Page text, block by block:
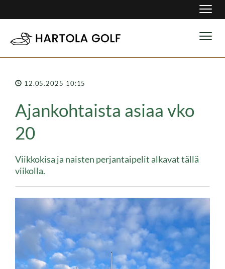
12.05.2025 10:15
Ajankohtaista asiaa vko
20
Viikkokisa ja naisten perjantaipelit alkavat tällä
viikolla.